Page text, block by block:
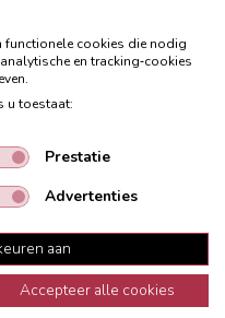
15 weken of meer
winkel informeert je
de actuele
functionele cookies die nodig
en tracking‑cookies
u toestaat:
Prestatie
Advertenties
aan
Accepteer alle cookies